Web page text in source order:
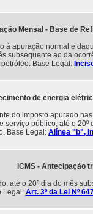
Mensal - Base de
à apuração normal e
subsequente ao da
Base Legal:
de energia
do imposto apurado
serviço público, até o
Base Legal: Alínea "b",
ICMS - Antecipação
até o 20º dia do mês
Legal: Art. 3º da Lei Nº